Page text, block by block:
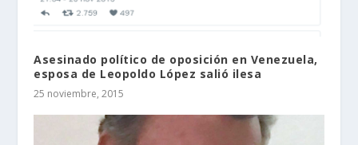
Asesinado político de oposición en Venezuela,
esposa de Leopoldo López salió ilesa
25 noviembre, 2015